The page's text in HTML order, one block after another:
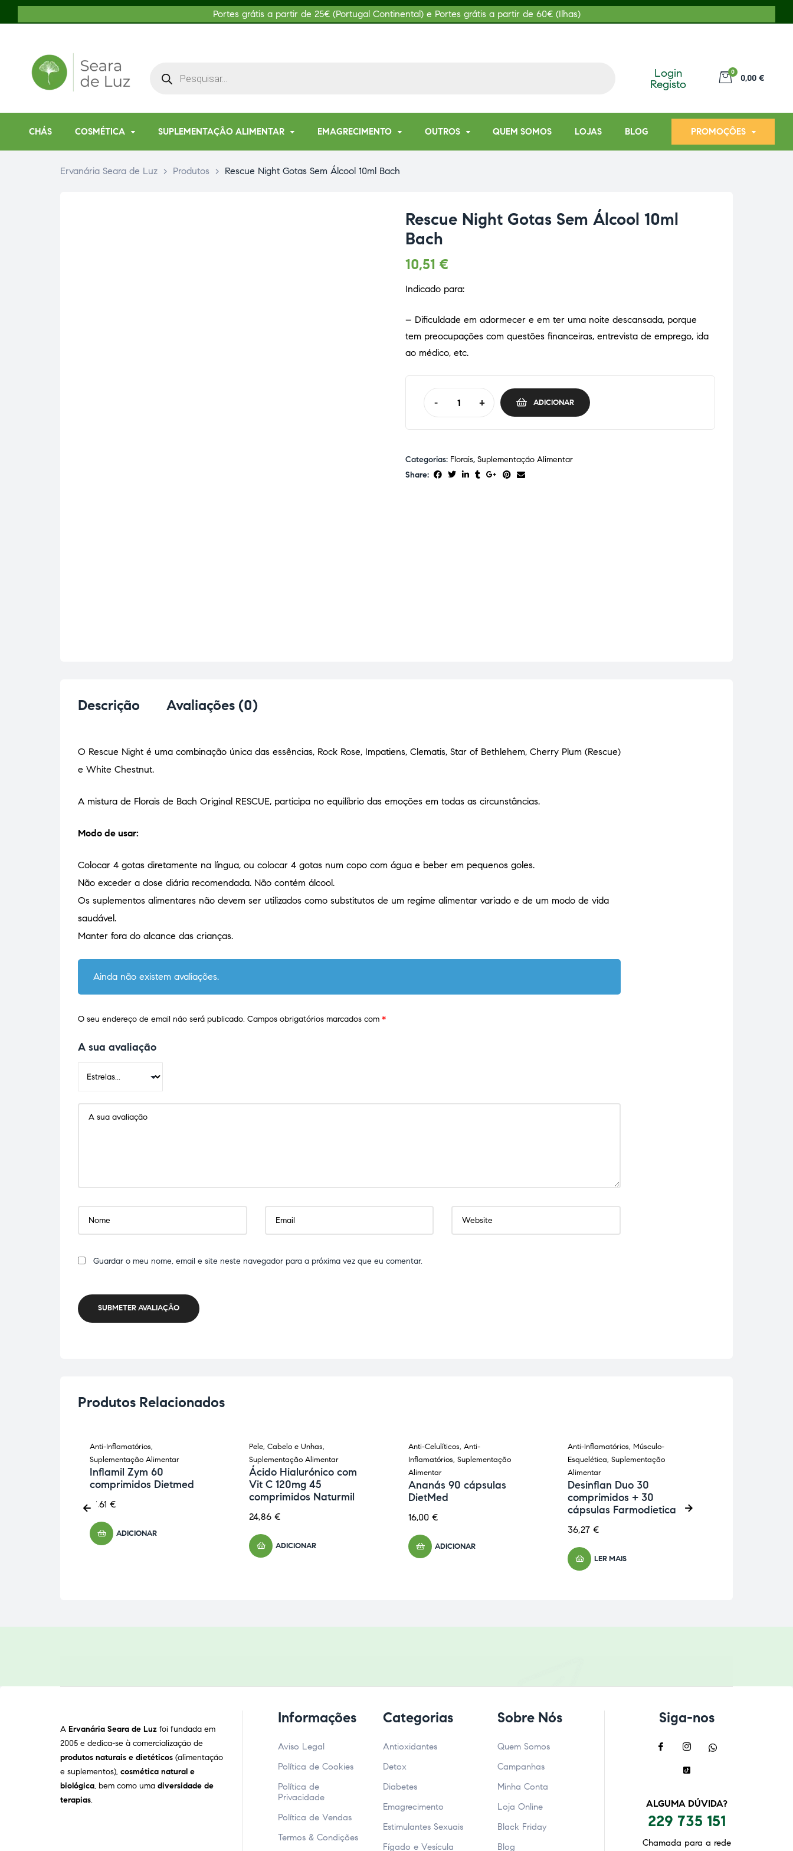
Portes grátis a partir de 25€ (Portugal Continental) e Portes grátis a partir de 60€ (Ilhas)
Login
Registo
0
0,00 €
CHÁS COSMÉTICA SUPLEMENTAÇÃO ALIMENTAR EMAGRECIMENTO OUTROS QUEM SOMOS LOJAS BLOG PROMOÇÕES
Ervanária Seara de Luz > Produtos > Rescue Night Gotas Sem Álcool 10ml Bach
Rescue Night Gotas Sem Álcool 10ml
Bach
10,51 €
Indicado para:
– Dificuldade em adormecer e em ter uma noite descansada, porque
tem preocupações com questões financeiras, entrevista de emprego, ida
ao médico, etc.
- + ADICIONAR
Categorias: Florais, Suplementação Alimentar
Share:
Descrição Avaliações (0)
O Rescue Night é uma combinação única das essências, Rock Rose, Impatiens, Clematis, Star of Bethlehem, Cherry Plum (Rescue)
e White Chestnut.
A mistura de Florais de Bach Original RESCUE, participa no equilíbrio das emoções em todas as circunstâncias.
Modo de usar:
Colocar 4 gotas diretamente na língua, ou colocar 4 gotas num copo com água e beber em pequenos goles.
Não exceder a dose diária recomendada. Não contém álcool.
Os suplementos alimentares não devem ser utilizados como substitutos de um regime alimentar variado e de um modo de vida
saudável.
Manter fora do alcance das crianças.
Ainda não existem avaliações.
O seu endereço de email não será publicado. Campos obrigatórios marcados com *
A sua avaliação
Guardar o meu nome, email e site neste navegador para a próxima vez que eu comentar.
SUBMETER AVALIAÇÃO
Produtos Relacionados
Anti-Inflamatórios,
Suplementação Alimentar
Inflamil Zym 60
comprimidos Dietmed
21,61 €
ADICIONAR
Pele, Cabelo e Unhas,
Suplementação Alimentar
Ácido Hialurónico com
Vit C 120mg 45
comprimidos Naturmil
24,86 €
ADICIONAR
Anti-Celulíticos, Anti-
Inflamatórios, Suplementação
Alimentar
Ananás 90 cápsulas
DietMed
16,00 €
ADICIONAR
ESGOTADO
Anti-Inflamatórios, Músculo-
Esquelética, Suplementação
Alimentar
Desinflan Duo 30
comprimidos + 30
cápsulas Farmodietica
36,27 €
LER MAIS
A Ervanária Seara de Luz foi fundada em
2005 e dedica-se à comercialização de
produtos naturais e dietéticos (alimentação
e suplementos), cosmética natural e
biológica, bem como uma diversidade de
terapias.
Informações
Aviso Legal
Política de Cookies
Política de
Privacidade
Política de Vendas
Termos & Condições
Categorias
Antioxidantes
Detox
Diabetes
Emagrecimento
Estimulantes Sexuais
Fígado e Vesícula
Sobre Nós
Quem Somos
Campanhas
Minha Conta
Loja Online
Black Friday
Blog
Siga-nos
ALGUMA DÚVIDA?
229 735 151
Chamada para a rede